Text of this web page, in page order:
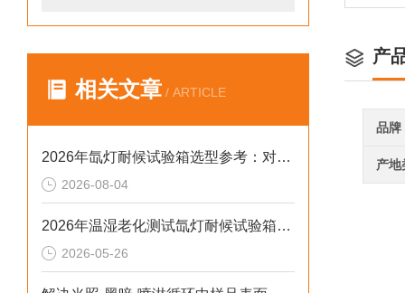
相关文章 / ARTICLE
2026年氙灯耐候试验箱选型参考：对标新标准与数据合规实践
2026-08-04
2026年温湿老化测试氙灯耐候试验箱排行榜：破解精度差、数据无效等行业痛点
2026-05-26
产
品牌
产地